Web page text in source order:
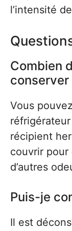
l’intensité
Combien
Vous
récipient
couvrir pour
d’autres
Puis-je
Il est